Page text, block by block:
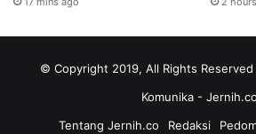
© Copyright 2019, All Rights
Komunika - Jernih.co
Tentang Jernih.co
Redaksi